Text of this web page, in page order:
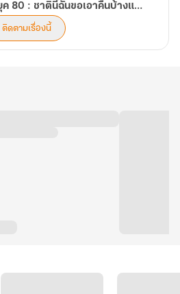
[จบ] พลิกชะตาชีวิตในยุค 80 : ชาตินี้ฉันขอเอาคืนบ้างแล้วกัน
ติดตามเรื่องนี้